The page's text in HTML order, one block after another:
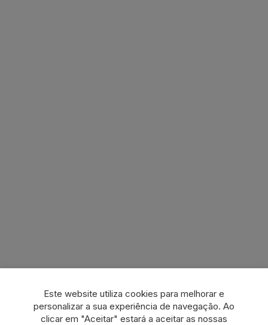
Este website utiliza cookies para melhorar e
personalizar a sua experiência de navegação. Ao
clicar em "Aceitar" estará a aceitar as nossas